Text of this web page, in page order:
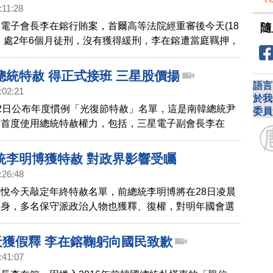
子會長李在鎔行賄案，首爾高等法院經重審後今天(18
2年6個月徒刑，沒有獲得緩刑，李在鎔遭當庭羈押，
聯社報導，現年52歲的李在鎔，被法院認定以86.8億
2.2億元的公司資金，向前總統朴槿惠以及崔順實行
承經營權。當天三星股價，收盤大跌3.41%。
統特赦 得正式接班 三星股價揚
公布年度慣例「光復節特赦」名單，這是南韓總統尹
度使用總統特赦權力，包括，三星電子副會長李在
長辛東彬等人入榜。南韓法務部表示，這是考量克服
迫切需求，54歲的李在鎔，先前因捲入南韓前總統朴
」醜聞遭調查，以行賄、挪用公款等罪名在2017年遭
的特赦也讓李在鎔得以正式接班三星集團會長職務。
週五股價表現。
李明博獲特赦 對政界影響受矚
今天敲定年終特赦名單，前總統李明博將在28日凌晨
，多名保守派政治人物也獲釋、復權，對明年國會選
響、李明博是否公開對國民談話都受到韓國朝野關
假釋 李在鎔鞠躬向國民致歉
語
於
委